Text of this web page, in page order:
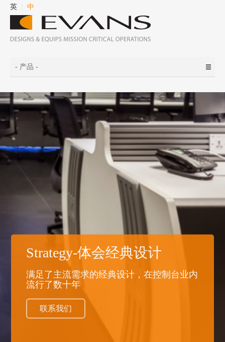
英 中
- 产品 -
Strategy-体会经典设计
满足了主流需求的经典设计，在控制台业内
流行了数十年
联系我们